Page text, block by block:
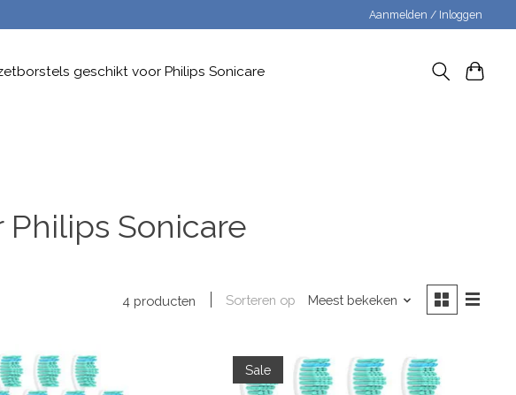
Aanmelden / Inloggen
geschikt voor Philips Sonicare
Sonicare
4 producten Sorteren op Meest bekeken
Sale